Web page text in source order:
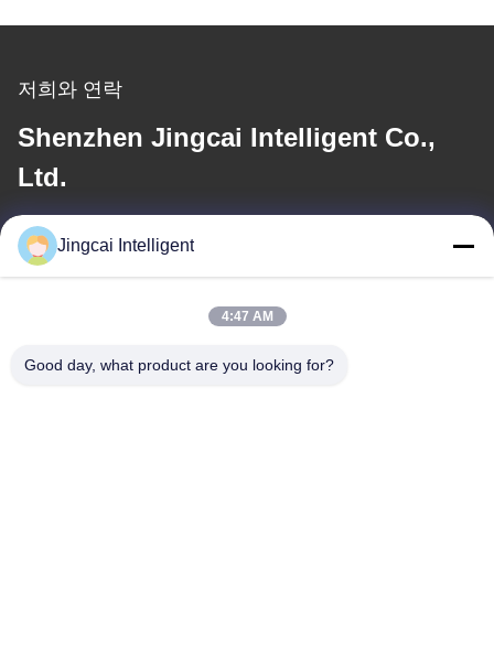
저희와 연락
Shenzhen Jingcai Intelligent Co.,
Ltd.
이메일
david@guition.com
우리 주소
Jingcai Intelligent
4:47 AM
Good day, what product are you looking for?